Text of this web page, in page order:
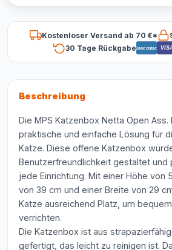
Kostenloser Versand ab 70 €*
30 Tage RückgabeBancontact
Beschreibung
Die MPS Katzenbox Netta Open
praktische und einfache Lösung für
Katze. Diese offene Katzenbox
Benutzerfreundlichkeit gestaltet und
jede Einrichtung. Mit einer Höhe von
von 39 cm und einer Breite von 29
Katze ausreichend Platz, um
verrichten.
Die Katzenbox ist aus
gefertigt, das leicht zu reinigen ist.